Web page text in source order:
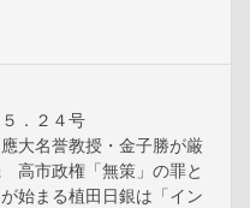
．２４号
大名誉教授・金子勝が厳
市政権「無策」の罪と
始まる植田日銀は「イン